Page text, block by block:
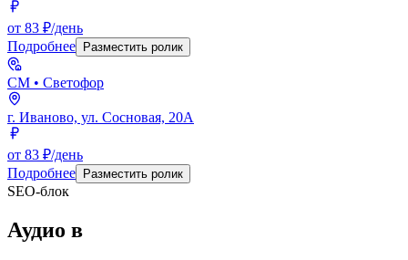
от 83 ₽/день
Подробнее
Разместить ролик
СМ • Светофор
г. Иваново, ул. Сосновая, 20А
от 83 ₽/день
Подробнее
Разместить ролик
SEO-блок
Аудио в